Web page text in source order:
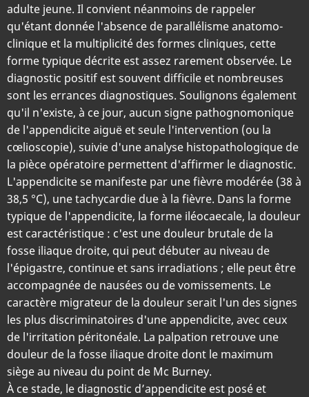
adulte jeune. Il convient néanmoins de rappeler
qu'étant donnée l'absence de parallélisme anatomo-
clinique et la multiplicité des formes cliniques, cette
forme typique décrite est assez rarement observée. Le
diagnostic positif est souvent difficile et nombreuses
sont les errances diagnostiques. Soulignons également
qu'il n'existe, à ce jour, aucun signe pathognomonique
de l'appendicite aiguë et seule l'intervention (ou la
cœlioscopie), suivie d'une analyse histopathologique de
la pièce opératoire permettent d'affirmer le diagnostic.
L'appendicite se manifeste par une fièvre modérée (38 à
38,5 °C), une tachycardie due à la fièvre. Dans la forme
typique de l'appendicite, la forme iléocaecale, la douleur
est caractéristique : c'est une douleur brutale de la
fosse iliaque droite, qui peut débuter au niveau de
l'épigastre, continue et sans irradiations ; elle peut être
accompagnée de nausées ou de vomissements. Le
caractère migrateur de la douleur serait l'un des signes
les plus discriminatoires d'une appendicite, avec ceux
de l'irritation péritonéale. La palpation retrouve une
douleur de la fosse iliaque droite dont le maximum
siège au niveau du point de Mc Burney.
À ce stade, le diagnostic d’appendicite est posé et